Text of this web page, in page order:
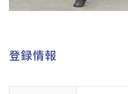
登録情報